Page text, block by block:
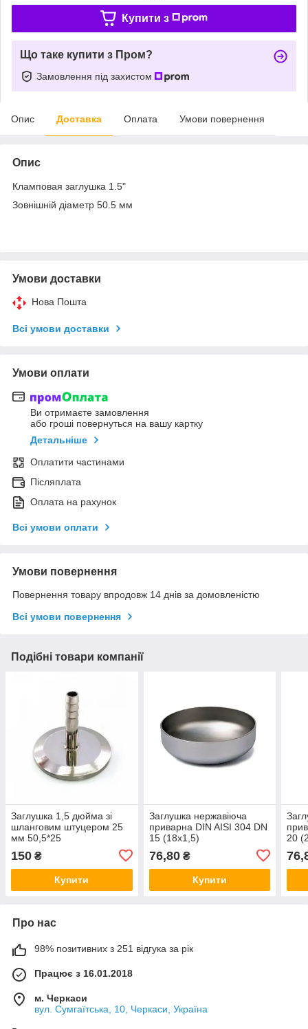
Купити з
Що таке купити з Пром?
Замовлення під захистом
Опис Доставка Оплата Умови повернення
Опис
Кламповая заглушка 1.5"
Зовнішній діаметр 50.5 мм
Умови доставки
Нова Пошта
Всі умови доставки
Умови оплати
Ви отримаєте замовлення
або гроші повернуться на вашу картку
Детальніше
Оплатити частинами
Післяплата
Оплата на рахунок
Всі умови оплати
Умови повернення
Повернення товару впродовж 14 днів за домовленістю
Всі умови повернення
Подібні товари компанії
Заглушка 1,5 дюйма зі
шланговим штуцером 25
мм 50,5*25
150 ₴
Купити
Заглушка нержавіюча
приварна DIN AISI 304 DN
15 (18x1,5)
76,80₴
Купити
20
Про нас
98% позитивних з 251 відгука за рік
Працює з 16.01.2018
м. Черкаси
вул. Сумгаїтська, 10, Черкаси, Україна